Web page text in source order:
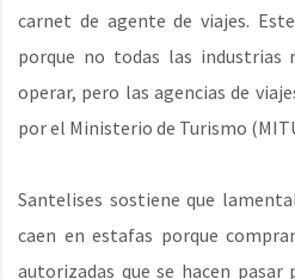
carnet de agente de viajes.
porque no todas las industrias
operar, pero las agencias de
por el Ministerio de Turismo
Santelises sostiene que
caen en estafas porque
autorizadas que se hacen pasar